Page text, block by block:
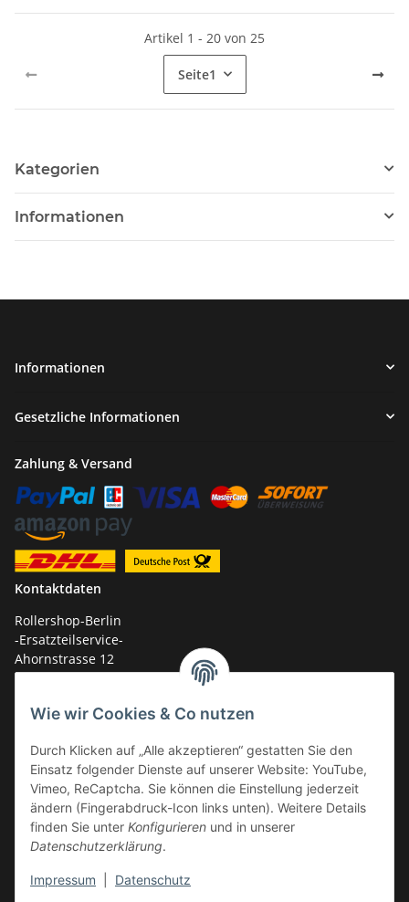
Wie wir Cookies & Co nutzen
Durch Klicken auf „Alle akzeptieren“ gestatten Sie den
Einsatz folgender Dienste auf unserer Website: YouTube,
Vimeo, ReCaptcha. Sie können die Einstellung jederzeit
ändern (Fingerabdruck-Icon links unten). Weitere Details
finden Sie unter Konfigurieren und in unserer
Datenschutzerklärung.
Impressum Datenschutz
Artikel 1 - 20 von 25
Seite1
Kategorien
Informationen
Informationen
Gesetzliche Informationen
Zahlung & Versand
Kontaktdaten
Rollershop-Berlin
-Ersatzteilservice-
Ahornstrasse 12
14959 Trebbin
Tel.: +49 (0)33731-289 975 (10-17 Uhr)